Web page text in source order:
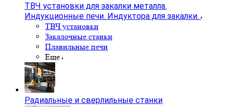
ТВЧ установки для закалки металла.
Индукционные печи. Индуктора для закалки.
ТВЧ установки
Закалочные станки
Плавильные печи
Еще
Радиальные и сверлильные станки